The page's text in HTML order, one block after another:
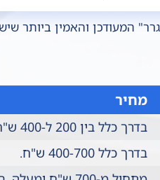
גרר" המעודכן והאמין ביותר
מחיר
בדרך כלל בין 200 ל-400 ש"ח.
בדרך כלל 400-700 ש"ח.